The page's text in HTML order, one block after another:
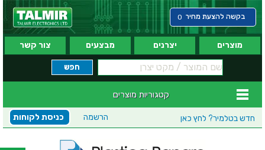
בקשה להצעת מחיר 0
מוצרים יצרנים מבצעים צור קשר
קטגוריות מוצרים
חדש בטלמיר? לחץ כאן כניסת לקוחות הרשמה